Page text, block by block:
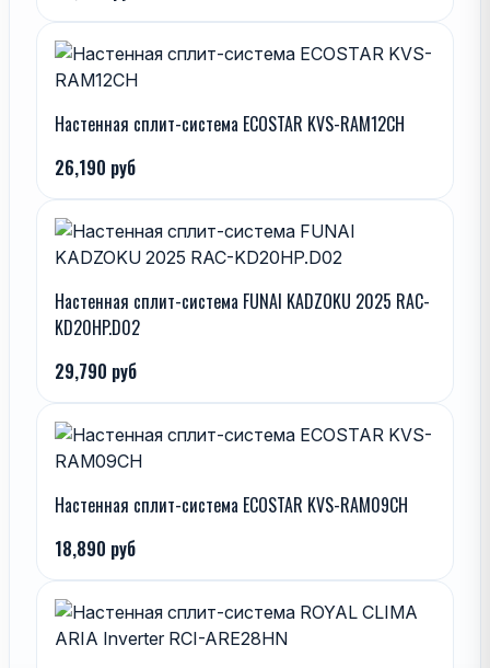
Настенная сплит-система ECOSTAR KVS-RAM12CH
26,190 руб
Настенная сплит-система FUNAI KADZOKU 2025 RAC-
KD20HP.D02
29,790 руб
Настенная сплит-система ECOSTAR KVS-RAM09CH
18,890 руб